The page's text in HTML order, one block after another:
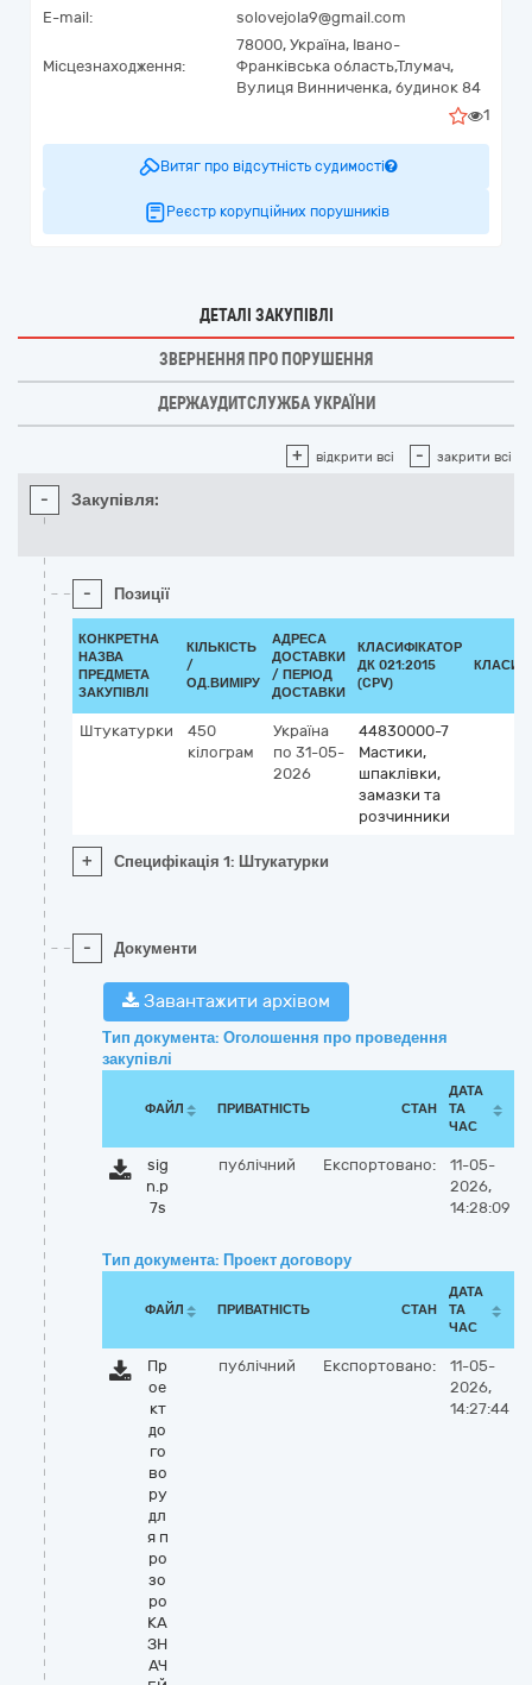
E-mail:
solovejola9@gmail.com
Місцезнаходження:
78000, Україна, Івано-
Франківська область,Тлумач,
Вулиця Винниченка, будинок 84
1
Витяг про відсутність судимості
Реєстр корупційних порушників
ДЕТАЛІ ЗАКУПІВЛІ
ЗВЕРНЕННЯ ПРО ПОРУШЕННЯ
ДЕРЖАУДИТСЛУЖБА УКРАЇНИ
+ відкрити всі - закрити всі
- Закупівля:
- Позиції
КОНКРЕТНА
НАЗВА
ПРЕДМЕТА
ЗАКУПІВЛІ
КІЛЬКІСТЬ
/
ОД.ВИМІРУ
АДРЕСА
ДОСТАВКИ
/ ПЕРІОД
ДОСТАВКИ
КЛАСИФІКАТОР
ДК 021:2015
(CPV)
Штукатурки
450
кілограм
Україна
по 31-05-
2026
44830000-7
Мастики,
шпаклівки,
замазки та
розчинники
+ Специфікація 1: Штукатурки
- Документи
Завантажити архівом
Тип документа: Оголошення про проведення
закупівлі
ФАЙЛ ПРИВАТНІСТЬ СТАН
ДАТА
ТА
ЧАС
sig
n.p
7s
публічний Експортовано:
11-05-
2026,
14:28:09
Тип документа: Проект договору
ФАЙЛ ПРИВАТНІСТЬ СТАН
ДАТА
ТА
ЧАС
Пр
ое
кт
до
го
во
ру
дл
я п
ро
зо
ро
КА
ЗН
АЧ
публічний Експортовано:
11-05-
2026,
14:27:44